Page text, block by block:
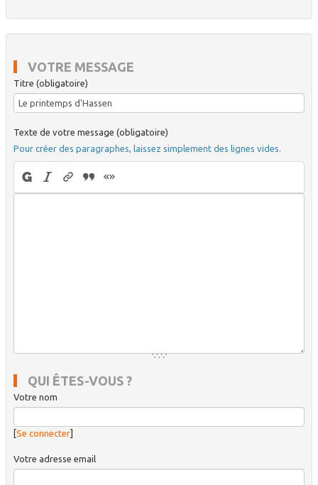
VOTRE MESSAGE
Titre (obligatoire)
Texte de votre message (obligatoire)
Pour créer des paragraphes, laissez simplement des lignes vides.
QUI ÊTES-VOUS ?
Votre nom
Se connecter]
Votre adresse email